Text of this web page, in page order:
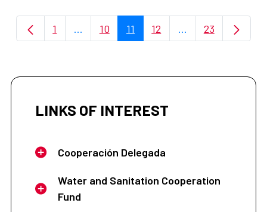
Page
1 ...Intermediate Pages Use TAB to navigate.
Page
10 Page
11 Page
12 ...Intermediate
Page
23
LINKS OF INTEREST
Cooperación Delegada
Water and Sanitation Cooperation
Fund